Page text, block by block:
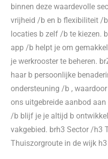
binnen deze waardevolle
vrijheid /b en b flexibiliteit /
locaties b zelf /b te kiezen.
app /b helpt je om
je werkrooster te beheren.
haar b persoonlijke
ondersteuning /b ,
ons uitgebreide aanbod
/b blijf je je altijd b
vakgebied. brh3 Sector /h3
Thuiszorgroute in de wijk